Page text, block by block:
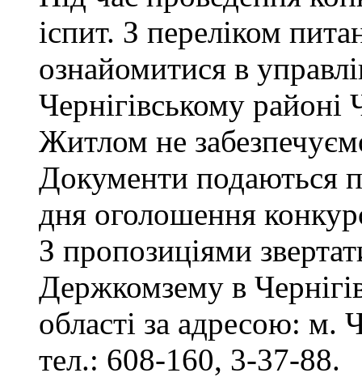
іспит. З переліком
ознайомитися в
Чернігівському районі
Житлом не
Документи подаються
дня оголошення
З пропозиціями
Держкомзему в
області за адресою: м.
тел.: 608-160, 3-37-88.